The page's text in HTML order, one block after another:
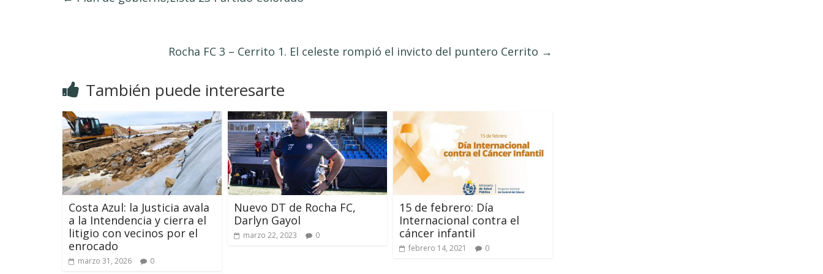
Rocha FC 3 – Cerrito 1. El celeste rompió el invicto del puntero Cerrito →
También puede interesarte
Costa Azul: la Justicia avala
a la Intendencia y cierra el
litigio con vecinos por el
enrocado
marzo 31, 2026 0
Nuevo DT de Rocha FC,
Darlyn Gayol
marzo 22, 2023 0
15 de febrero: Día
Internacional contra el
cáncer infantil
febrero 14, 2021 0